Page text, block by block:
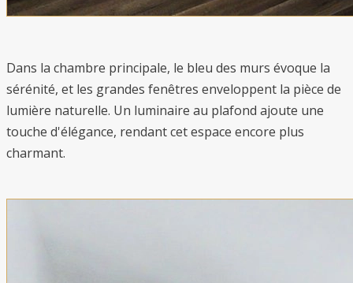
Dans la chambre principale, le bleu des murs évoque la
sérénité, et les grandes fenêtres enveloppent la pièce de
lumière naturelle. Un luminaire au plafond ajoute une
touche d'élégance, rendant cet espace encore plus
charmant.